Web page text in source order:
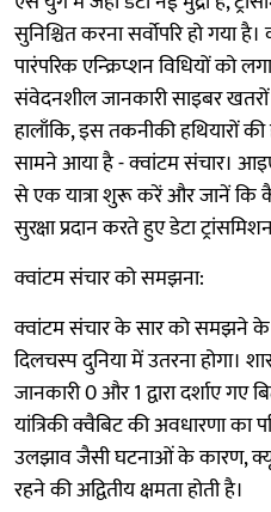
सुनिश्चित करना सर्वोपरि हो गया
पारंपरिक एन्क्रिप्शन विधियों को
संवेदनशील जानकारी साइबर
हालाँकि, इस तकनीकी हथियारों
सामने आया है - क्वांटम संचार।
से एक यात्रा शुरू करें और जानें कि
सुरक्षा प्रदान करते हुए डेटा
क्वांटम संचार को समझना:
क्वांटम संचार के सार को समझने के
दिलचस्प दुनिया में उतरना होगा।
जानकारी 0 और 1 द्वारा दर्शाए
यांत्रिकी क्वैबिट की अवधारणा
उलझाव जैसी घटनाओं के कारण,
रहने की अद्वितीय क्षमता होती है।